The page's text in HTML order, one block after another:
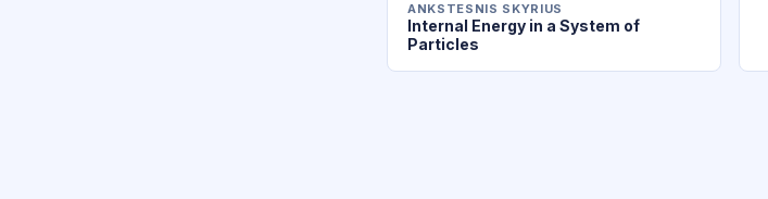
ANKSTESNIS SKYRIUS
Internal Energy in a System of
Particles